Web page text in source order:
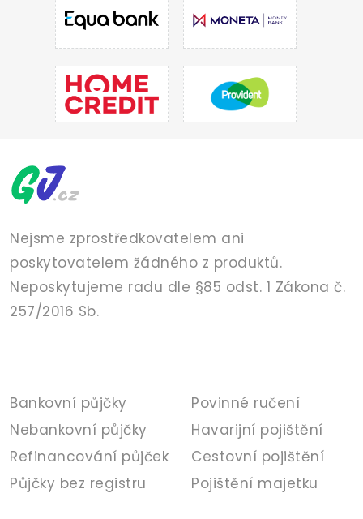
Nejsme zprostředkovatelem ani
poskytovatelem žádného z produktů.
Neposkytujeme radu dle §85 odst. 1 Zákona č.
257/2016 Sb.
Bankovní půjčky
Nebankovní půjčky
Refinancování půjček
Půjčky bez registru
Povinné ručení
Havarijní pojištění
Cestovní pojištění
Pojištění majetku